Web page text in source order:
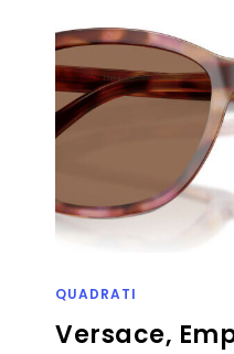
QUADRATI
Versace,